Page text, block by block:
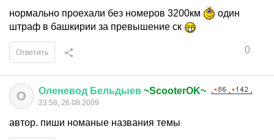
нормально проехали без номеров 3200км
один
штраф в башкирии за превышение ск
0
Ответить
О Оленевод Бельдыев ~ScooterOK~
23:58, 26.08.2009
автор. пиши номаные названия темы